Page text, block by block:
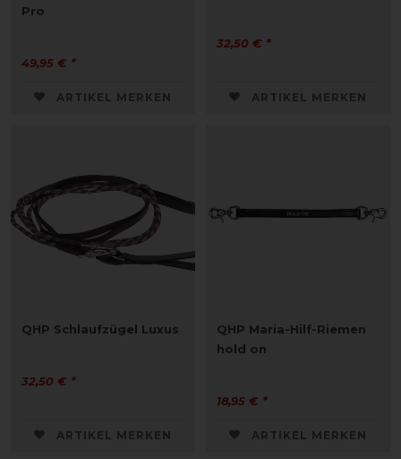
Pro
49,95 € *
ARTIKEL MERKEN
32,50 € *
ARTIKEL MERKEN
QHP Schlaufzügel Luxus
32,50 € *
ARTIKEL MERKEN
QHP Maria-Hilf-Riemen
hold on
18,95 € *
ARTIKEL MERKEN